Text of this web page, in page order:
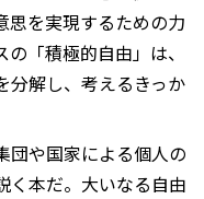
思を実現するための力
「積極的自由」は、
分解し、考えるきっか
団や国家による個人の
く本だ。大いなる自由